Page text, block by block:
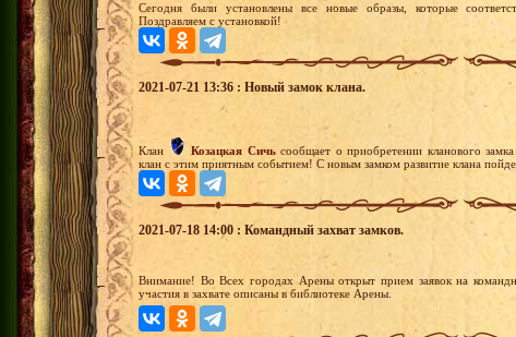
Сегодня были установлены все новые образы, которые
Поздравляем с установкой!
2021-07-21 13:36 : Новый замок клана.
Клан Козацкая Сичьсообщает о приобретении кланового
клан с этим приятным событием! С новым замком развитие клана
2021-07-18 14:00 : Командный захват замков.
Внимание! Во Всех городах Арены открыт прием заявок на
участия в захвате описаны в библиотеке Арены.